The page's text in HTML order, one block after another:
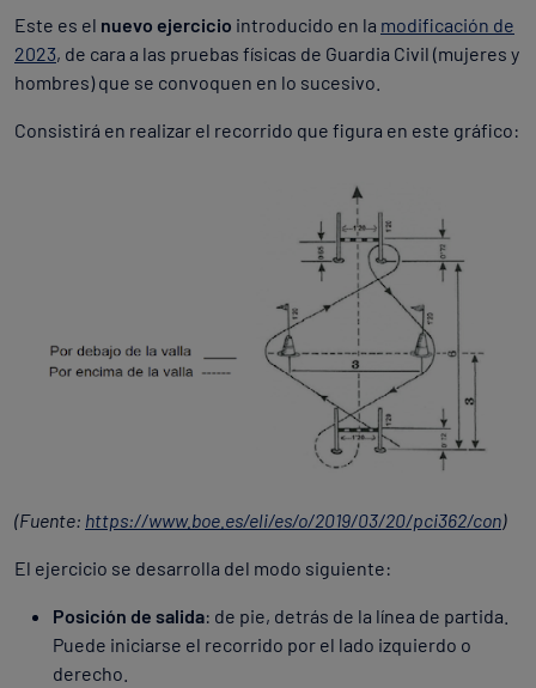
Este es el nuevo ejercicio introducido en la modificación de
2023, de cara a las pruebas físicas de Guardia Civil (mujeres y
hombres) que se convoquen en lo sucesivo.
Consistirá en realizar el recorrido que figura en este gráfico:
(Fuente: https://www.boe.es/eli/es/o/2019/03/20/pci362/con)
El ejercicio se desarrolla del modo siguiente:
Posición de salida: de pie, detrás de la línea de partida.
Puede iniciarse el recorrido por el lado izquierdo o
derecho.